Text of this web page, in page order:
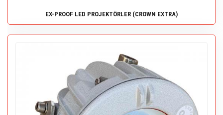
EX-PROOF LED PROJEKTÖRLER (CROWN EXTRA)